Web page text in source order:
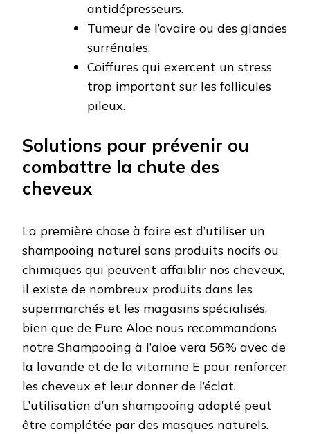
antidépresseurs.
Tumeur de l’ovaire ou des glandes
surrénales.
Coiffures qui exercent un stress
trop important sur les follicules
pileux.
Solutions pour prévenir ou
combattre la chute des
cheveux
La première chose à faire est d’utiliser un
shampooing naturel sans produits nocifs ou
chimiques qui peuvent affaiblir nos cheveux,
il existe de nombreux produits dans les
supermarchés et les magasins spécialisés,
bien que de Pure Aloe nous recommandons
notre Shampooing à l’aloe vera 56% avec de
la lavande et de la vitamine E pour renforcer
les cheveux et leur donner de l’éclat.
L’utilisation d’un shampooing adapté peut
être complétée par des masques naturels.